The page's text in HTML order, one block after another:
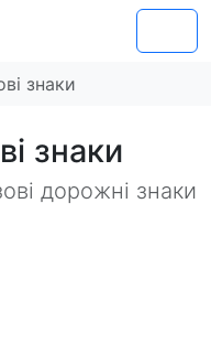
знаки
знаки
дорожні знаки